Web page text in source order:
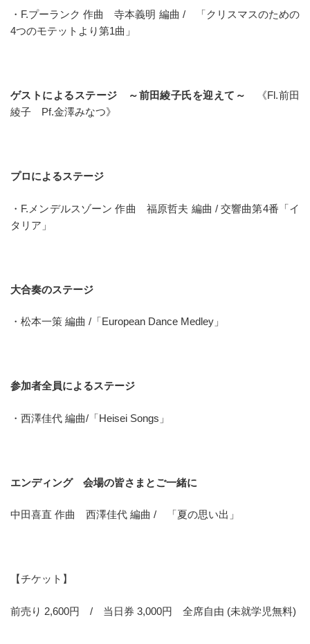
・F.プーランク 作曲 寺本義明 編曲 / 「クリスマスのための
4つのモテットより第1曲」
ゲストによるステージ ～前田綾子氏を迎えて～
《Fl.前田
綾子 Pf.金澤みなつ》
プロによるステージ
・F.メンデルスゾーン 作曲 福原哲夫 編曲 / 交響曲第4番「イ
タリア」
大合奏のステージ
・松本一策 編曲 /「European Dance Medley」
参加者全員によるステージ
・西澤佳代 編曲/「Heisei Songs」
エンディング 会場の皆さまとご一緒に
中田喜直 作曲 西澤佳代 編曲 / 「夏の思い出」
【チケット】
前売り 2,600円 / 当日券 3,000円 全席自由 (未就学児無料)